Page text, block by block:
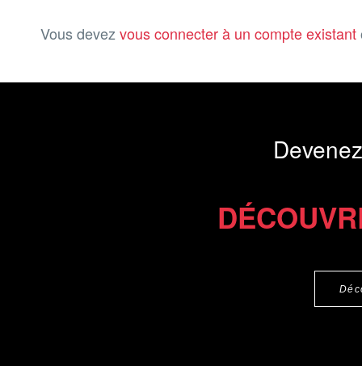
Vous devez vous connecter à un compte existant